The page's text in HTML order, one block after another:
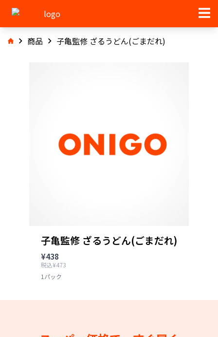
商品 子亀監修 ざるうどん(ごまだれ)
子亀監修 ざるうどん(ごまだれ)
¥438
税込¥473
1パック